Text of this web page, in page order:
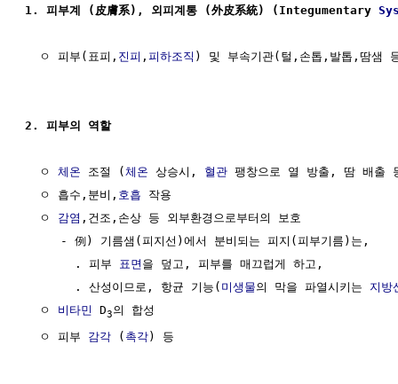
1. 피부계 (皮膚系), 외피계통 (外皮系統) (Integumentary
  ㅇ 피부(표피,
진피 , 피하조직 ) 및 부속기관(털,손톱,발톱,땀샘
2. 피부의 역할
  ㅇ
체온 조절 (체온 상승시, 혈관 팽창으로 열 방출, 땀 배출
  ㅇ 흡수,분비,
호흡 작용
  ㅇ
감염 ,건조,손상 등 외부환경으로부터의 보호
     - 例) 기름샘(피지선)에서 분비되는 피지(피부기름)는,
       . 피부
표면 을 덮고, 피부를 매끄럽게 하고,
       . 산성이므로, 항균 기능(
미생물의 막을 파열시키는 지방
  ㅇ
비타민 D3의 합성
  ㅇ 피부
감각 ( 촉각) 등